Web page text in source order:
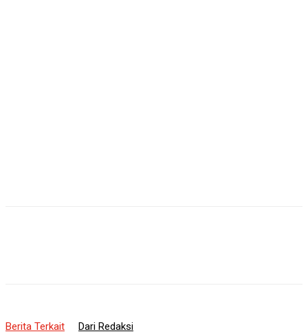
Berita Terkait Dari Redaksi